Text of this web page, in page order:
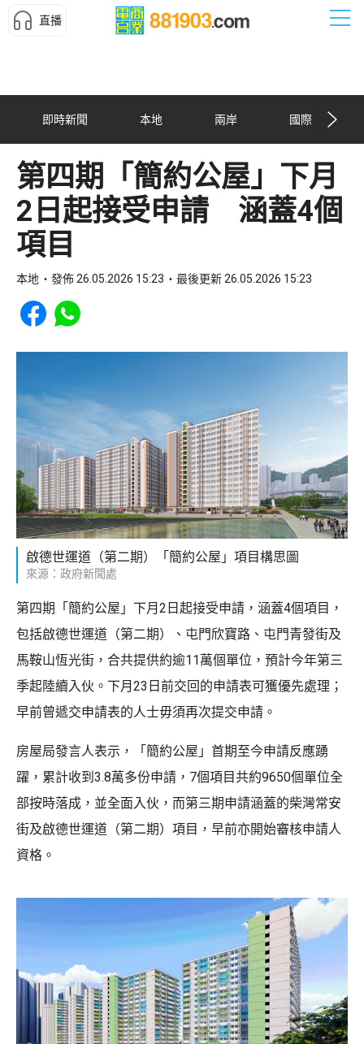
直播
即時新聞 本地 兩岸 國際
第四期「簡約公屋」下月
2日起接受申請 涵蓋4個
項目
本地 發佈 26.05.2026 15:23 最後更新 26.05.2026 15:23
Share to Facebook
Share to WhatsApp
啟德世運道（第二期）「簡約公屋」項目構思圖
來源：政府新聞處
第四期「簡約公屋」下月2日起接受申請，涵蓋4個項目，
包括啟德世運道（第二期）、屯門欣寶路、屯門青發街及
馬鞍山恆光街，合共提供約逾11萬個單位，預計今年第三
季起陸續入伙。下月23日前交回的申請表可獲優先處理；
早前曾遞交申請表的人士毋須再次提交申請。
房屋局發言人表示，「簡約公屋」首期至今申請反應踴
躍，累計收到3.8萬多份申請，7個項目共約9650個單位全
部按時落成，並全面入伙，而第三期申請涵蓋的柴灣常安
街及啟德世運道（第二期）項目，早前亦開始審核申請人
資格。